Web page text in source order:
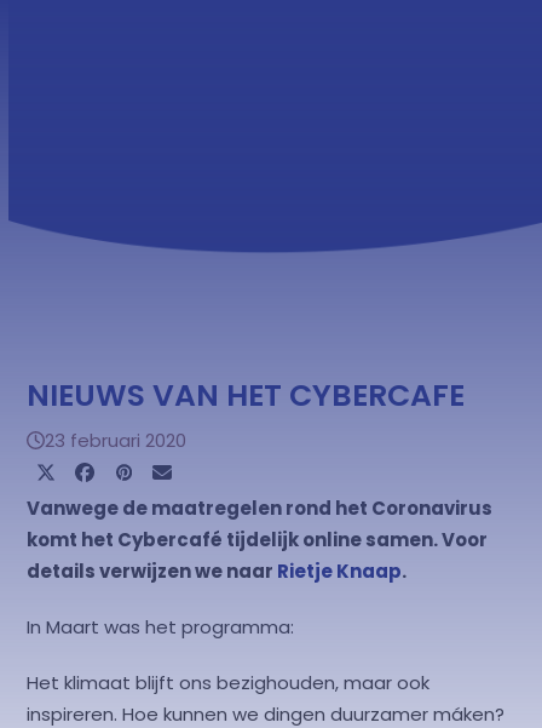
NIEUWS VAN HET CYBERCAFE
23 februari 2020
Vanwege de maatregelen rond het Coronavirus
komt het Cybercafé tijdelijk online samen. Voor
details verwijzen we naar Rietje Knaap.
In Maart was het programma:
Het klimaat blijft ons bezighouden, maar ook
inspireren. Hoe kunnen we dingen duurzamer máken?